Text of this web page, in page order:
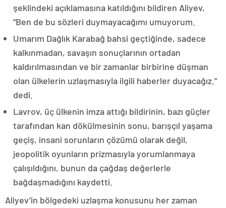
şeklindeki açıklamasına katıldığını bildiren Aliyev,
“Ben de bu sözleri duymayacağımı umuyorum.
Umarım Dağlık Karabağ bahsi geçtiğinde, sadece
kalkınmadan, savaşın sonuçlarının ortadan
kaldırılmasından ve bir zamanlar birbirine düşman
olan ülkelerin uzlaşmasıyla ilgili haberler duyacağız.”
dedi.
Lavrov, üç ülkenin imza attığı bildirinin, bazı güçler
tarafından kan dökülmesinin sonu, barışçıl yaşama
geçiş, insani sorunların çözümü olarak değil,
jeopolitik oyunların prizmasıyla yorumlanmaya
çalışıldığını, bunun da çağdaş değerlerle
bağdaşmadığını kaydetti.
Aliyev’in bölgedeki uzlaşma konusunu her zaman